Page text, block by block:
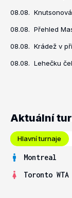
08.08.
08.08. Přehled
08.08. Krádež v
08.08. Lehečku
Aktuální
Hlavní turnaje
Montreal
Toronto WTA